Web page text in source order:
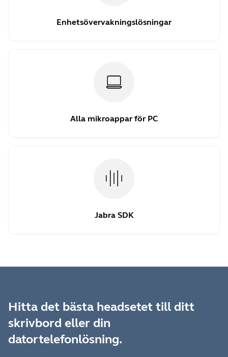
Enhetsövervakningslösningar
Alla mikroappar för PC
Jabra SDK
Hitta det bästa headsetet till ditt
skrivbord eller din
datortelefonlösning.